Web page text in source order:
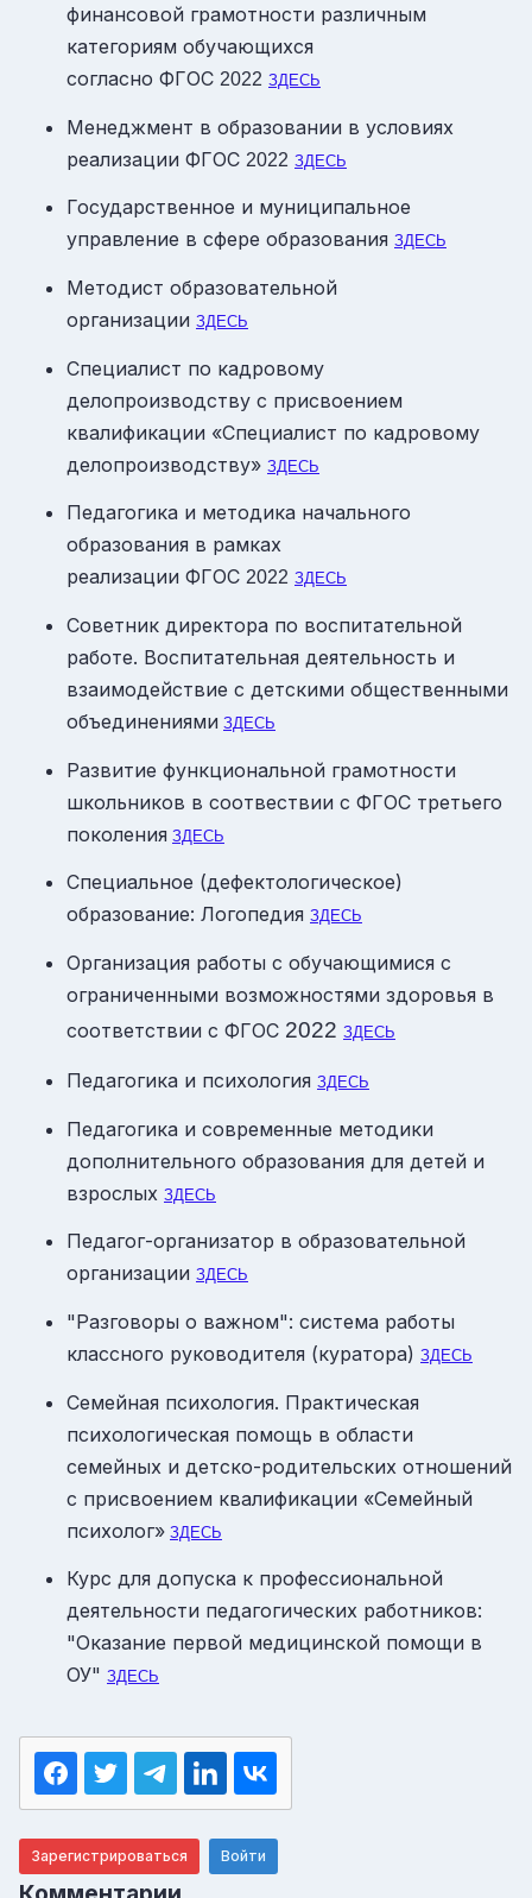
финансовой грамотности различным
категориям обучающихся
согласно ФГОС 2022 ЗДЕСЬ
Менеджмент в образовании в условиях
реализации ФГОС 2022 ЗДЕСЬ
Государственное и муниципальное
управление в сфере образования ЗДЕСЬ
Методист образовательной
организации ЗДЕСЬ
Специалист по кадровому
делопроизводству с присвоением
квалификации «Специалист по кадровому
делопроизводству» ЗДЕСЬ
Педагогика и методика начального
образования в рамках
реализации ФГОС 2022 ЗДЕСЬ
Советник директора по воспитательной
работе. Воспитательная деятельность и
взаимодействие с детскими общественными
объединениями ЗДЕСЬ
Развитие функциональной грамотности
школьников в соотвествии с ФГОС третьего
поколения ЗДЕСЬ
Специальное (дефектологическое)
образование: Логопедия ЗДЕСЬ
Организация работы с обучающимися с
ограниченными возможностями здоровья в
соответствии с ФГОС 2022 ЗДЕСЬ
Педагогика и психология ЗДЕСЬ
Педагогика и современные методики
дополнительного образования для детей и
взрослых ЗДЕСЬ
Педагог-организатор в образовательной
организации ЗДЕСЬ
"Разговоры о важном": система работы
классного руководителя (куратора) ЗДЕСЬ
Семейная психология. Практическая
психологическая помощь в области
семейных и детско-родительских отношений
с присвоением квалификации «Семейный
психолог» ЗДЕСЬ
Курс для допуска к профессиональной
деятельности педагогических работников:
"Оказание первой медицинской помощи в
ОУ" ЗДЕСЬ
Зарегистрироваться Войти